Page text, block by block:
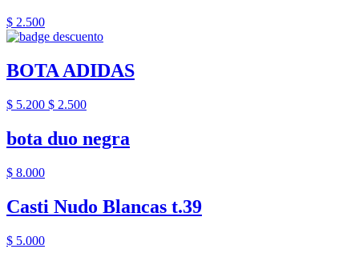
$ 2.500
BOTA ADIDAS
$ 5.200 $ 2.500
bota duo negra
$ 8.000
Casti Nudo Blancas t.39
$ 5.000